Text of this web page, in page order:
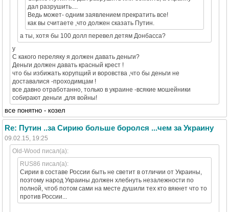
дал разрушить....
Ведь может- одним заявлением прекратить все!
как вы считаете ,что должен сказать Путин.
а ты, хотя бы 100 долл перевел детям Донбасса?
у
С какого переляку я должен давать деньги?
Деньги должен давать красный крест !
что бы избижать корупщий и воровства ,что бы деньги не
доставалися -проходимцам !
все давно отработанно, только в украине -всякие мошейники
собирают деньги ,для войны!
все понятно - козел
Re: Путин ..за Сирию больше боролся ...чем за Украину
09.02.15, 19:25
Old-Wood писал(а):
RUS86 писал(а):
Сирии в составе России быть не светит в отличии от Украины,
поэтому народ Украины должен хлебнуть незалежности по
полной, чтоб потом сами на месте душили тех кто вякнет что то
против России...